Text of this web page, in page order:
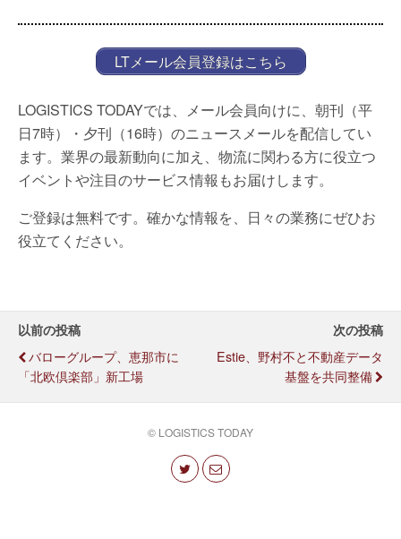
LTメール会員登録はこちら
LOGISTICS TODAYでは、メール会員向けに、朝刊（平
日7時）・夕刊（16時）のニュースメールを配信してい
ます。業界の最新動向に加え、物流に関わる方に役立つ
イベントや注目のサービス情報もお届けします。
ご登録は無料です。確かな情報を、日々の業務にぜひお
役立てください。
以前の投稿
バローグループ、恵那市に
「北欧倶楽部」新工場
次の投稿
Estie、野村不と不動産データ
基盤を共同整備
© LOGISTICS TODAY